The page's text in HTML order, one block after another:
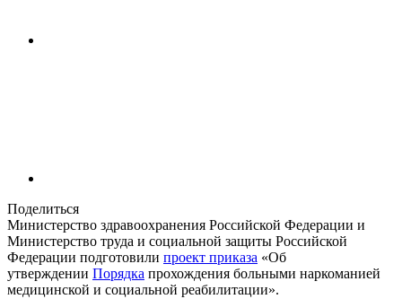
Поделиться
Министерство здравоохранения Российской Федерации и
Министерство труда и социальной защиты Российской
Федерации подготовили проект приказа «Об
утверждении Порядка прохождения больными наркоманией
медицинской и социальной реабилитации».